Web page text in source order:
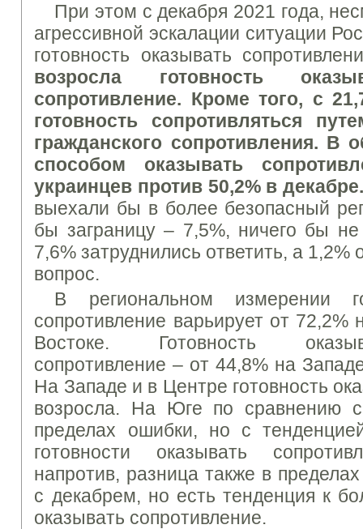
При этом с декабря 2021 года,
агрессивной эскалации ситуации
готовность оказывать
возросла готовность
сопротивление. Кроме того, с
готовность сопротивляться
гражданского сопротивления.
способом оказывать
украинцев против 50,2% в декабре.
выехали бы в более безопасный
бы заграницу – 7,5%, ничего бы
7,6% затруднились ответить, а 1,2%
вопрос.
В региональном измерении
сопротивление варьирует от
Востоке. Готовность
сопротивление – от 44,8% на
На Западе и в Центре готовность
возросла. На Юге по сравнению
пределах ошибки, но с
готовности оказывать
напротив, разница также в
с декабрем, но есть тенденция к
оказывать сопротивление.